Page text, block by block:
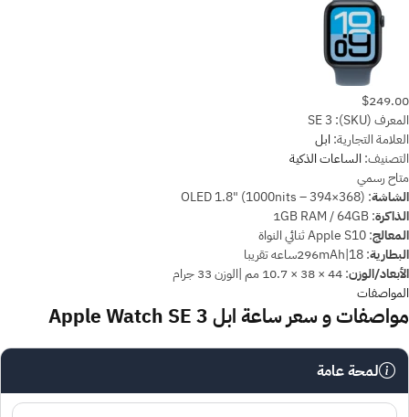
$249.00
المعرف (SKU):
SE 3
العلامة التجارية: ابل
التصنيف: الساعات الذكية
متاحرسمي
الشاشة:
OLED 1.8" (1000nits – 394×368)
الذاكرة:
1GB RAM / 64GB
المعالج:Apple S10 ثنائي النواة
البطارية:296mAh|18ساعه تقريبا
الأبعاد/الوزن:44 × 38 × 10.7 مم |الوزن 33 جرام
المواصفات
مواصفات و سعرساعة ابل
لمحة عامة